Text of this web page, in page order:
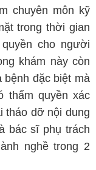
chuyên môn kỹ
trong thời gian
cho người
khám này còn
bệnh đặc biệt mà
thẩm quyền xác
tháo dỡ nội dung
bác sĩ phụ trách
nghề trong 2